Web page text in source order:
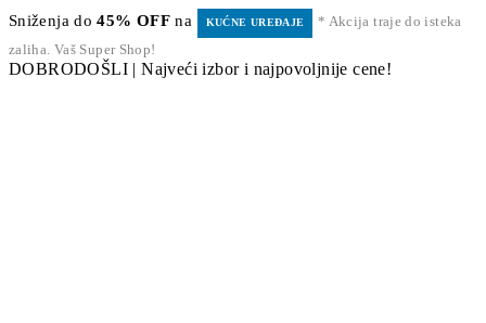
Sniženja do45% OFF na KUĆNE UREĐAJE
* Akcija traje do isteka
zaliha. Vaš Super Shop!
DOBRODOŠLI | Najveći izbor i najpovoljnije cene!